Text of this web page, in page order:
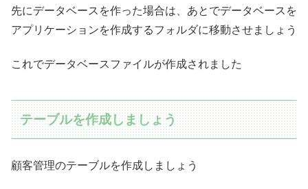
先にデータベースを作った場合は、あとでデータベースを
アプリケーションを作成するフォルダに移動させましょう
これでデータベースファイルが作成されました
テーブルを作成しましょう
顧客管理のテーブルを作成しましょう